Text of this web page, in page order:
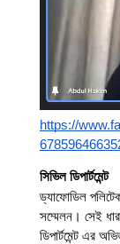
https://
সিভিল ডিপার্টমেন্ট
ড্যাফোডিল
সম্মেলন। সেই
ডিপার্টমেন্ট এর